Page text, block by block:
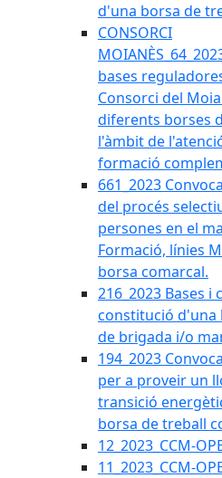
d'una borsa de
CONSORCI
bases
Consorci del
diferents borses
l'àmbit de
formació
661_2023
del procés
persones en el
Formació, línies
borsa comarcal.
216_2023 Bases
constitució d'una
de brigada i/o
194_2023
per a proveir un
transició
borsa de treball
12_2023_CCM-
11_2023_CCM-